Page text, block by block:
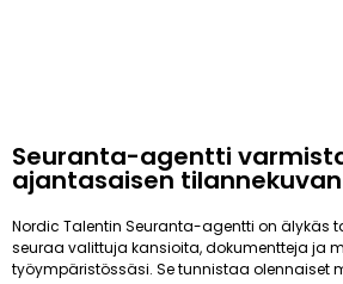
Seuranta-agentti
ajantasaisen tilannekuvan
Nordic Talentin Seuranta-agentti on älykäs
seuraa valittuja kansioita, dokumentteja ja
työympäristössäsi. Se tunnistaa olennaiset